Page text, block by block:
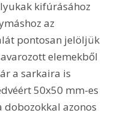
kifúrásához
az
pontosan jelöljük
elemekből
a sarkaira is
50x50 mm-es
azonos